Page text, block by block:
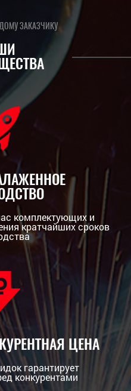
ЗАКАЗЧИКУ
комплектующих и
кратчайших сроков
ЦЕНА
гарантирует
конкурентами